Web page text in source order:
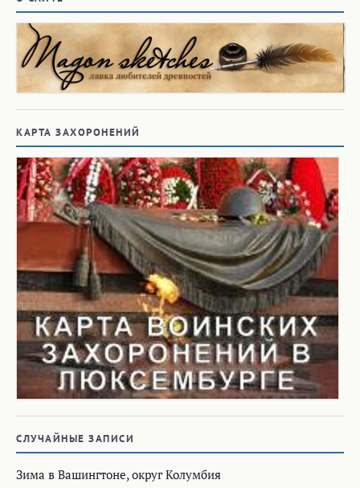
КАРТА ЗАХОРОНЕНИЙ
СЛУЧАЙНЫЕ ЗАПИСИ
Зима в Вашингтоне, округ Колумбия